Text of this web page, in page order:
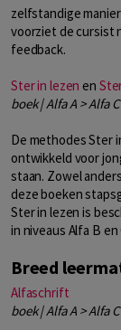
zelfstandige
voorziet de cursist
feedback.
Ster in lezen en
boek | Alfa A > Alfa
De methodes Ster
ontwikkeld voor
staan. Zowel
deze boeken
Ster in lezen is
in niveaus Alfa B en
Breed
Alfaschrift
boek | Alfa A > Alfa